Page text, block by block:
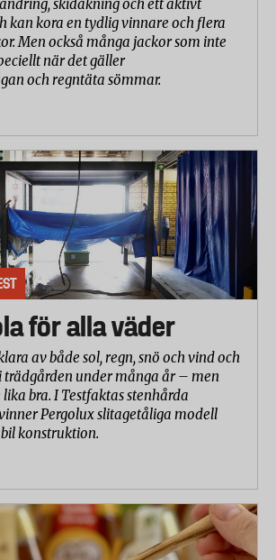
skidåkning och ett aktivt
kan kora en tydlig vinnare och flera
Men också många jackor som inte
när det gäller
och regntäta sömmar.
för alla väder
av både sol, regn, snö och vind och
trädgården under många år – men
bra. I Testfaktas stenhårda
Pergolux slitagetåliga modell
konstruktion.